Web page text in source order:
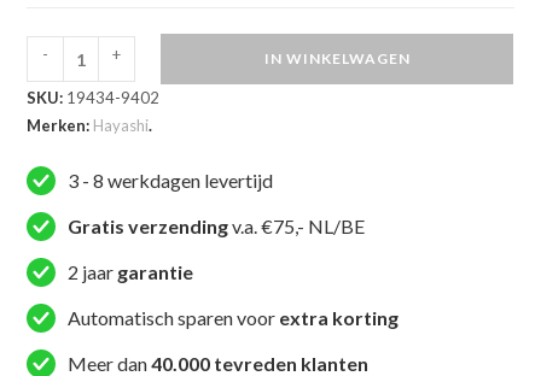
Hayashi
Trainingsjas
-
WKF
Mokuso
-
Zwart
/
Rood
- + IN WINKELWAGEN
SKU: 19434-9402
Merken: Hayashi.
3 - 8 werkdagen levertijd
Gratis verzendingv.a. €75,- NL/BE
2 jaar garantie
Automatisch sparen voor extra korting
Meer dan40.000 tevreden klanten